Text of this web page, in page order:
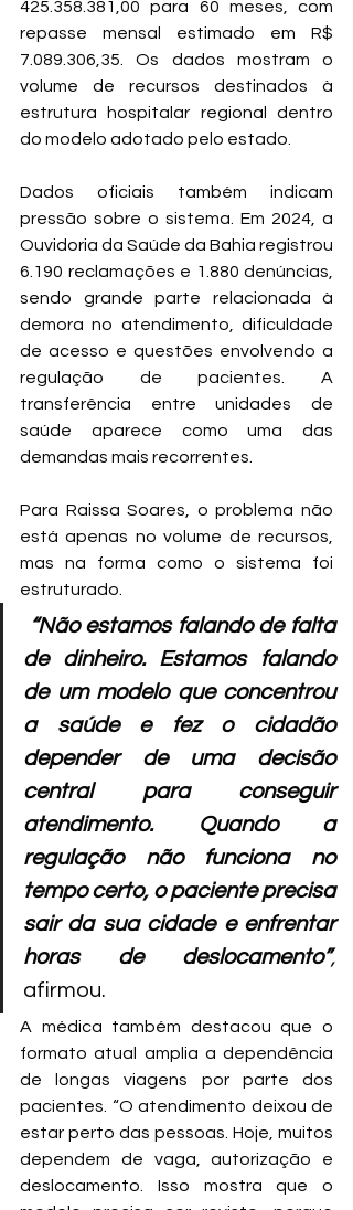
425.358.381,00 para 60 meses, com
repasse mensal estimado em R$
7.089.306,35. Os dados mostram o
volume de recursos destinados à
estrutura hospitalar regional dentro
do modelo adotado pelo estado.
Dados oficiais também indicam
pressão sobre o sistema. Em 2024, a
Ouvidoria da Saúde da Bahia registrou
6.190 reclamações e 1.880 denúncias,
sendo grande parte relacionada à
demora no atendimento, dificuldade
de acesso e questões envolvendo a
regulação de pacientes. A
transferência entre unidades de
saúde aparece como uma das
demandas mais recorrentes.
Para Raissa Soares, o problema não
está apenas no volume de recursos,
mas na forma como o sistema foi
estruturado.
“Não estamos falando de falta
de dinheiro. Estamos falando
de um modelo que concentrou
a saúde e fez o cidadão
depender de uma decisão
central para conseguir
atendimento. Quando a
regulação não funciona no
tempo certo, o paciente precisa
sair da sua cidade e enfrentar
horas de deslocamento”
afirmou.
A médica também destacou que o
formato atual amplia a dependência
de longas viagens por parte dos
pacientes. “O atendimento deixou de
estar perto das pessoas. Hoje, muitos
dependem de vaga, autorização e
deslocamento. Isso mostra que o